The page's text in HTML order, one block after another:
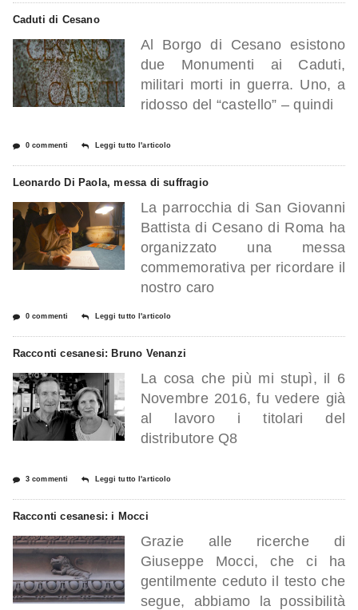
Caduti di Cesano
Al Borgo di Cesano esistono
due Monumenti ai Caduti,
militari morti in guerra. Uno, a
ridosso del “castello” – quindi
0 commenti Leggi tutto l'articolo
Leonardo Di Paola, messa di suffragio
La parrocchia di San Giovanni
Battista di Cesano di Roma ha
organizzato una messa
commemorativa per ricordare il
nostro caro
0 commenti Leggi tutto l'articolo
Racconti cesanesi: Bruno Venanzi
La cosa che più mi stupì, il 6
Novembre 2016, fu vedere già
al lavoro i titolari del
distributore Q8
3 commenti Leggi tutto l'articolo
Racconti cesanesi: i Mocci
Grazie alle ricerche di
Giuseppe Mocci, che ci ha
gentilmente ceduto il testo che
segue, abbiamo la possibilità